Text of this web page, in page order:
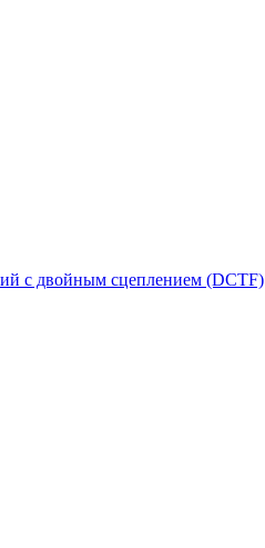
с двойным сцеплением (DCTF)